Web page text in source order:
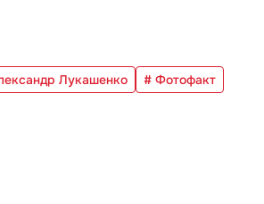
Лукашенко # Фотофакт